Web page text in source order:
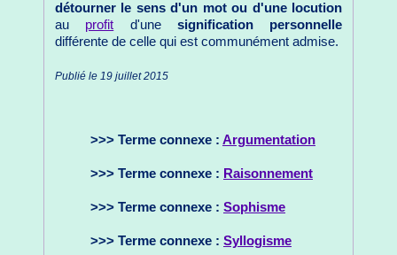
détourner le sens d'un mot ou d'une locution
au profit d'une signification personnelle
différente de celle qui est communément admise.
Publié le 19 juillet 2015
>>> Terme connexe : Argumentation
>>> Terme connexe : Raisonnement
>>> Terme connexe : Sophisme
>>> Terme connexe : Syllogisme